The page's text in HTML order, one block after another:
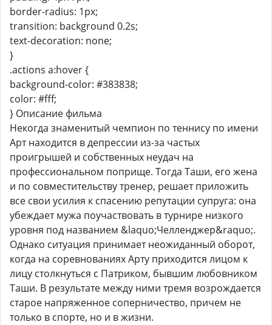
border-radius: 1px;
transition: background 0.2s;
text-decoration: none;
}
.actions a:hover {
background-color: #383838;
color: #fff;
} Описание фильма
Некогда знаменитый чемпион по теннису по имени
Арт находится в депрессии из-за частых
проигрышей и собственных неудач на
профессиональном поприще. Тогда Таши, его жена
и по совместительству тренер, решает приложить
все свои усилия к спасению репутации супруга: она
убеждает мужа поучаствовать в турнире низкого
уровня под названием &laquo;Челленджер&raquo;.
Однако ситуация принимает неожиданный оборот,
когда на соревнованиях Арту приходится лицом к
лицу столкнуться с Патриком, бывшим любовником
Таши. В результате между ними тремя возрождается
старое напряженное соперничество, причем не
только в спорте, но и в жизни.